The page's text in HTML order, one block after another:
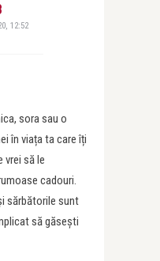
12:52
sora sau o
în viața ta care îți
vrei să le
cadouri.
sărbătorile sunt
să găsești